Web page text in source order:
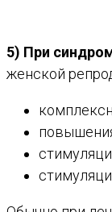
5) При
женской